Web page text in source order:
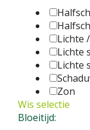
Lichte
Lichte
Lichte
Zon
Wis selectie
Bloeitijd: